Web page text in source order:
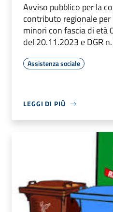
Avviso pubblico per la
contributo regionale
minori con fascia di età
del 20.11.2023 e DGR
Assistenza sociale
LEGGI DI PIÙ